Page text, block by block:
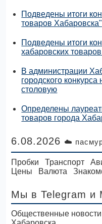
Подведены итоги
товаров Хабаровска"
Подведены итоги
хабаровских
В администрации
городского
столовую
Определены
товаров города
6.08.2026 ☁️
Пробки Транспорт
Цены
Валюта
Мы в Telegram и
Общественные